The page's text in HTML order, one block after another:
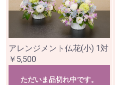
アレンジメント仏花(小) 1対
￥5,500
ただいま品切れ中です。